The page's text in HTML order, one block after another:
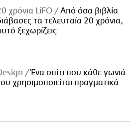
χρόνια LiFO
Από όσα βιβλία
τα τελευταία 20 χρόνια,
ξεχωρίζεις
Ένα σπίτι που κάθε γωνιά
χρησιμοποιείται πραγματικά